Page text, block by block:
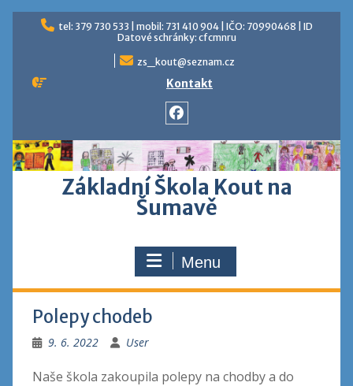
Skip
tel: 379 730 533 | mobil: 731 410 904 | IČO: 70990468 | ID
Datové schránky: cfcmnru
zs_kout@seznam.cz
Kontakt
Základní Škola Kout na
Šumavě
Menu
Polepy chodeb
9. 6. 2022 User
Naše škola zakoupila polepy na chodby a do